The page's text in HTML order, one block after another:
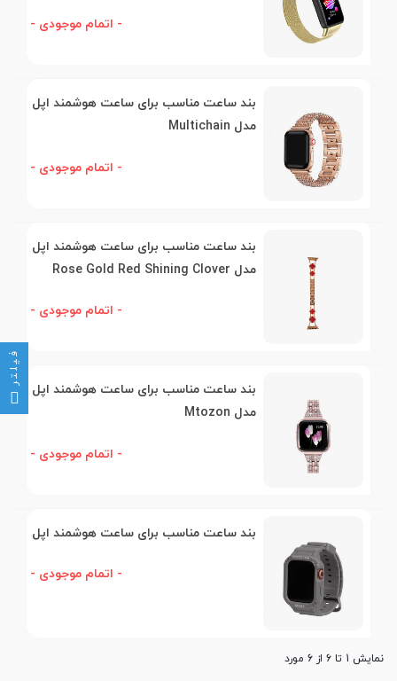
- اتمام موجودی -
بند ساعت مناسب برای ساعت هوشمند اپل
مدل Multichain
- اتمام موجودی -
بند ساعت مناسب برای ساعت هوشمند اپل
مدل Rose Gold Red Shining Clover
- اتمام موجودی -
بند ساعت مناسب برای ساعت هوشمند اپل
مدل Mtozon
- اتمام موجودی -
بند ساعت مناسب برای ساعت هوشمند اپل
- اتمام موجودی -
نمایش 1 تا 6 از 6 مورد
فیلتر